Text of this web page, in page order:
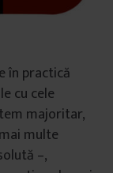
în practică
cu cele
majoritar,
multe
–,